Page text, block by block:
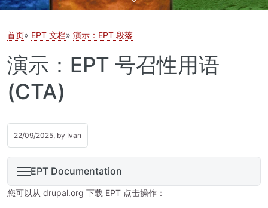
首页 EPT 文档 演示：EPT 段落
演示：EPT 号召性用语
(CTA)
22/09/2025, by Ivan
EPT Documentation
您可以从 drupal.org 下载 EPT 点击操作：